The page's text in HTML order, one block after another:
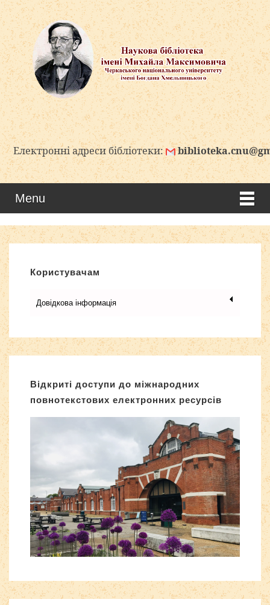
адреси бібліотеки:
Menu
Користувачам
Довідкова інформація
Відкриті доступи до міжнародних
повнотекстових електронних ресурсів